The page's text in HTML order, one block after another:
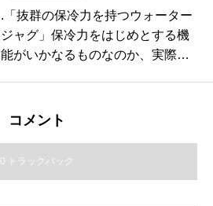
えてきました！..新しいランチの試
作もしております︎おたのしみ
に〜〜♡…本日も21時まで営業し
15分)たくさんのご来店をお待ちし
日替わり#pasta #spaghetti #パス
タ#牛肉のラグー#牛肉 #ラグー #b
eef#cafestagram #instafood #cafe
.「抜群の保冷力を持つウォーター
ジャグ」保冷力をはじめとする機
能がいかなるものなのか、実際に
からキャンプなどのレジャーま
コメント
0 トラックバック